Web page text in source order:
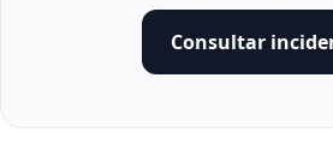
Consultar